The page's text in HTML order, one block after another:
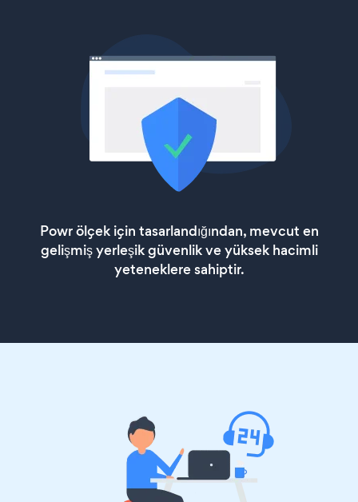
Powr ölçek için tasarlandığından, mevcut en
gelişmiş yerleşik güvenlik ve yüksek hacimli
yeteneklere sahiptir.